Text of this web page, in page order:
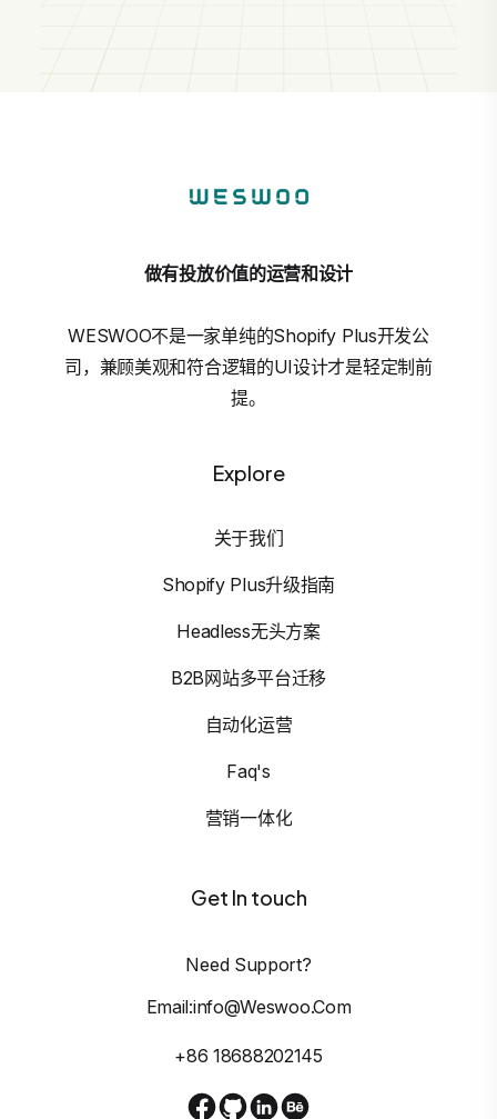
做有投放价值的运营和设计
WESWOO不是一家单纯的Shopify Plus开发公
司，兼顾美观和符合逻辑的UI设计才是轻定制前
提。
Explore
关于我们
Shopify Plus升级指南
Headless无头方案
B2B网站多平台迁移
自动化运营
Faq's
营销一体化
Get In touch
Need Support?
Email:info@weswoo.com
+86 18688202145